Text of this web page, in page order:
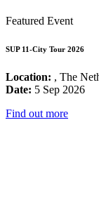
Featured Event
SUP 11-City Tour 2026
Location: , The
Date: 5 Sep 2026
Find out more